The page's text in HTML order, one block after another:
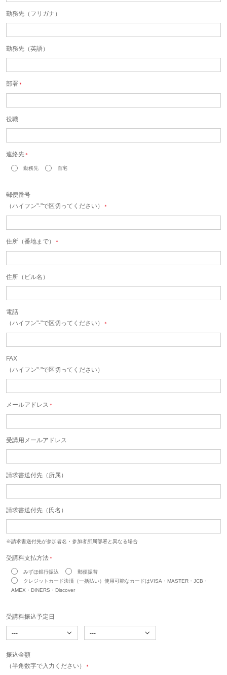
勤務先（フリガナ）
勤務先（英語）
部署 ＊
役職
連絡先 ＊
勤務先 自宅
郵便番号
（ハイフン"-"で区切ってください）
＊
住所（番地まで） ＊
住所（ビル名）
電話
（ハイフン"-"で区切ってください）
＊
FAX
（ハイフン"-"で区切ってください）
メールアドレス ＊
受講用メールアドレス
請求書送付先（所属）
請求書送付先（氏名）
※請求書送付先が参加者名・参加者所属部署と異なる場合
受講料支払方法 ＊
みずほ銀行振込
郵便振替
クレジットカード決済（一括払い）使用可能なカードはVISA・MASTER・JCB・
AMEX・DINERS・Discover
受講料振込予定日
振込金額
（半角数字で入力ください）
＊